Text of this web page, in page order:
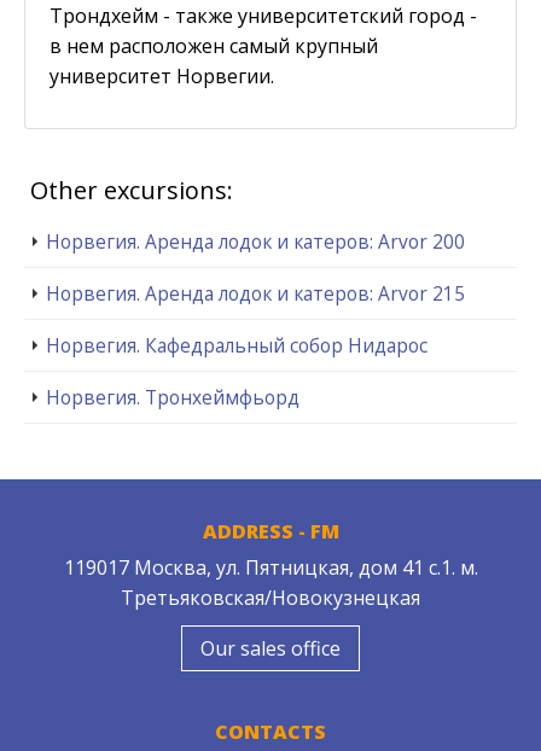
Трондхейм - также университетский город -
в нем расположен самый крупный
университет Норвегии.
Other excursions:
Норвегия. Аренда лодок и катеров: Arvor 200
Норвегия. Аренда лодок и катеров: Arvor 215
Норвегия. Кафедральный собор Нидарос
Норвегия. Тронхеймфьорд
ADDRESS - FM
119017 Москва, ул. Пятницкая, дом 41 с.1. м.
Третьяковская/Новокузнецкая
Our sales office
CONTACTS